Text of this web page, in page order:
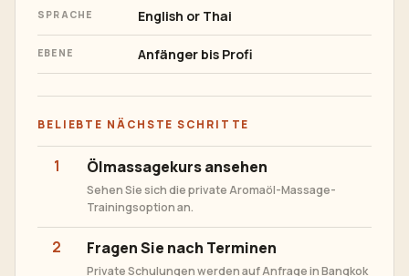
SPRACHE English or Thai
EBENE Anfänger bis Profi
BELIEBTE NÄCHSTE SCHRITTE
1 Ölmassagekurs ansehen
Sehen Sie sich die private Aromaöl-Massage-
Trainingsoption an.
2 Fragen Sie nach Terminen
Private Schulungen werden auf Anfrage in Bangkok